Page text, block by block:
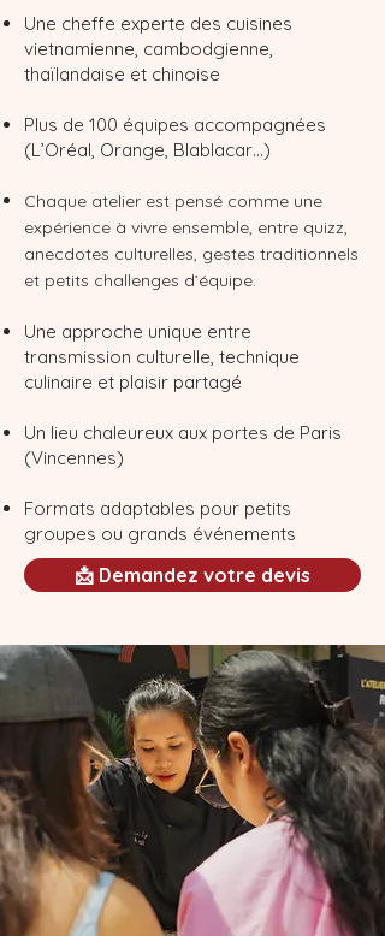
Une cheffe experte des cuisines
vietnamienne, cambodgienne,
thaïlandaise et chinoise
Plus de 100 équipes accompagnées
(L’Oréal, Orange, Blablacar…)
Chaque atelier est pensé comme une
expérience à vivre ensemble, entre quizz,
anecdotes culturelles, gestes traditionnels
et petits challenges d’équipe.
Une approche unique entre
transmission culturelle, technique
culinaire et plaisir partagé
Un lieu chaleureux aux portes de Paris
(Vincennes)
Formats adaptables pour petits
groupes ou grands événements
📩 Demandez votre devis